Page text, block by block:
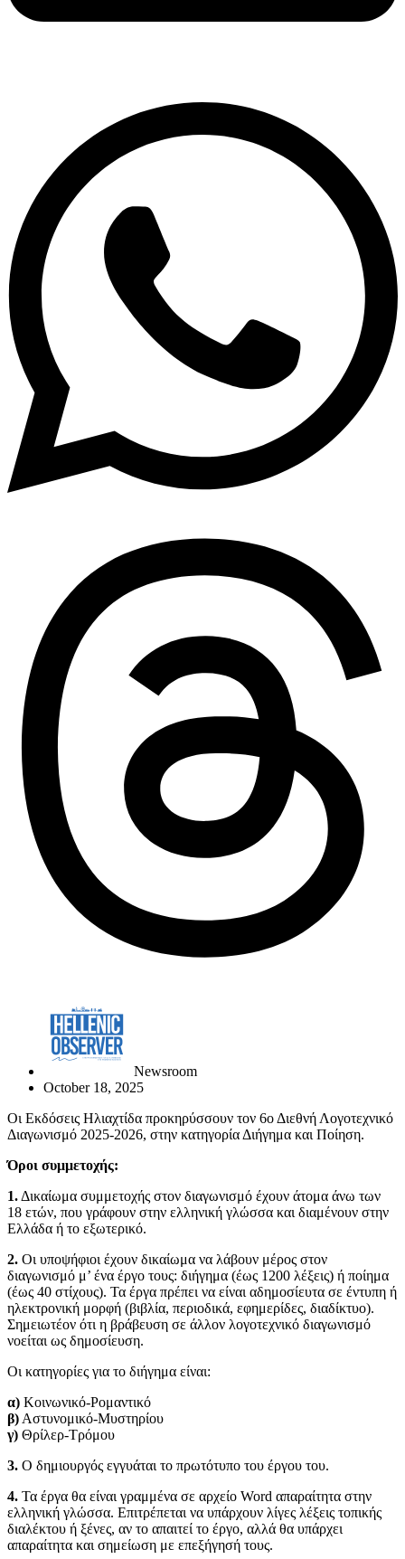
Newsroom
October 18, 2025
Οι Εκδόσεις Ηλιαχτίδα προκηρύσσουν τον 6ο Διεθνή Λογοτεχνικό
Διαγωνισμό 2025-2026, στην κατηγορία Διήγημα και Ποίηση.
Όροι συμμετοχής:
1. Δικαίωμα συμμετοχής στον διαγωνισμό έχουν άτομα άνω των
18 ετών, που γράφουν στην ελληνική γλώσσα και διαμένουν στην
Ελλάδα ή το εξωτερικό.
2. Οι υποψήφιοι έχουν δικαίωμα να λάβουν μέρος στον
διαγωνισμό μ’ ένα έργο τους: διήγημα (έως 1200 λέξεις) ή ποίημα
(έως 40 στίχους). Τα έργα πρέπει να είναι αδημοσίευτα σε έντυπη ή
ηλεκτρονική μορφή (βιβλία, περιοδικά, εφημερίδες, διαδίκτυο).
Σημειωτέον ότι η βράβευση σε άλλον λογοτεχνικό διαγωνισμό
νοείται ως δημοσίευση.
Οι κατηγορίες για το διήγημα είναι:
α) Κοινωνικό-Ρομαντικό
β) Αστυνομικό-Μυστηρίου
γ) Θρίλερ-Τρόμου
3. Ο δημιουργός εγγυάται το πρωτότυπο του έργου του.
4. Τα έργα θα είναι γραμμένα σε αρχείο Word απαραίτητα στην
ελληνική γλώσσα. Επιτρέπεται να υπάρχουν λίγες λέξεις τοπικής
διαλέκτου ή ξένες, αν το απαιτεί το έργο, αλλά θα υπάρχει
απαραίτητα και σημείωση με επεξήγησή τους.